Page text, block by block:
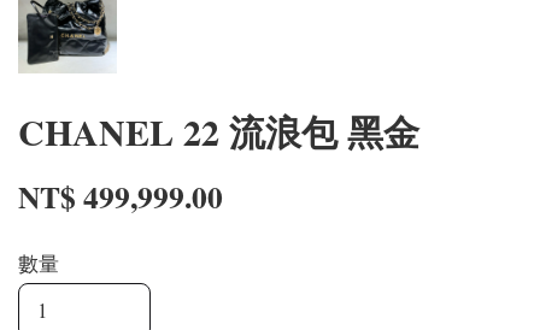
CHANEL 22 流浪包 黑金
NT$ 499,999.00
數量